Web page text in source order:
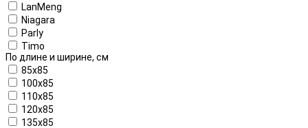
LanMeng
Niagara
Parly
Timo
По длине и ширине, см
85x85
100x85
110x85
120x85
135x85